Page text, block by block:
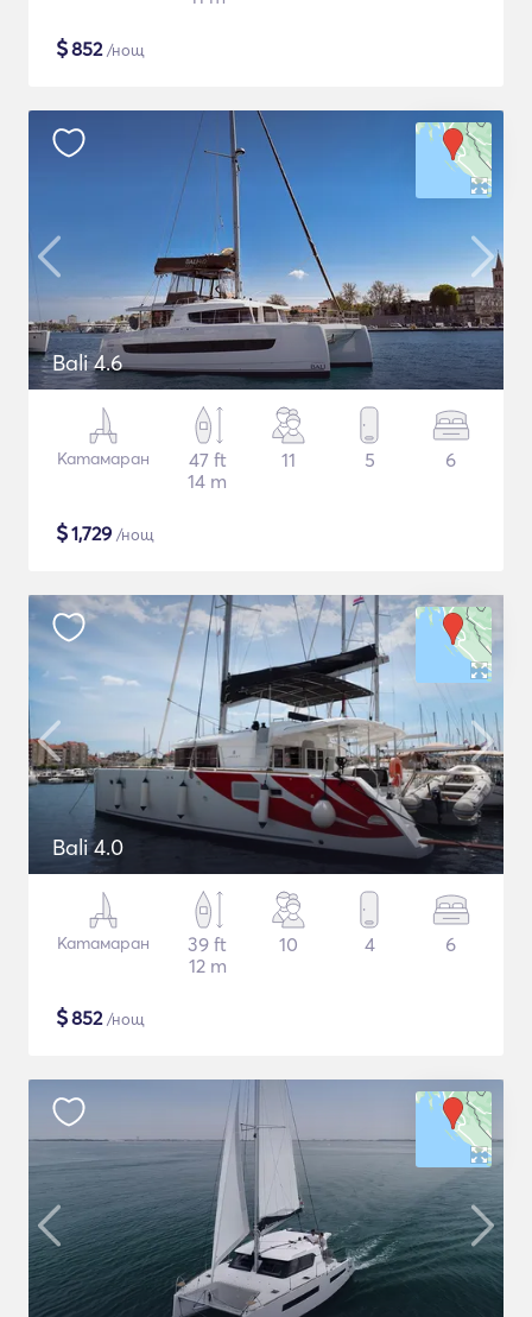
$852/нощ
Bali 4.6
Катамаран
47 ft
14 m
11 5 6
$1,729 /нощ
Bali 4.0
Катамаран
39 ft
12 m
10 4 6
$852/нощ